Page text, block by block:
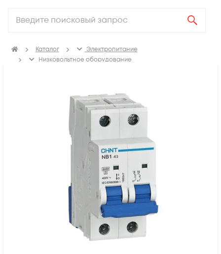
Каталог
Электропитание
Низковольтное оборудование